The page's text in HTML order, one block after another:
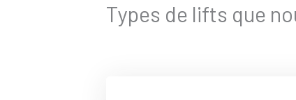
Types de lifts que